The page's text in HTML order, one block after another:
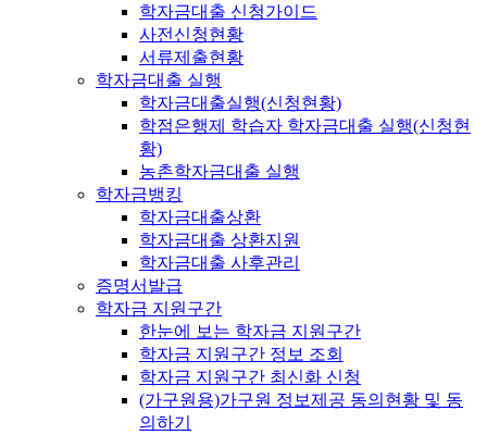
학자금대출 신청가이드
사전신청현황
서류제출현황
학자금대출 실행
학자금대출실행(신청현황)
학점은행제 학습자 학자금대출 실행(신청현
황)
농촌학자금대출 실행
학자금뱅킹
학자금대출상환
학자금대출 상환지원
학자금대출 사후관리
증명서발급
학자금 지원구간
한눈에 보는 학자금 지원구간
학자금 지원구간 정보 조회
학자금 지원구간 최신화 신청
(가구원용)가구원 정보제공 동의현황 및 동
의하기